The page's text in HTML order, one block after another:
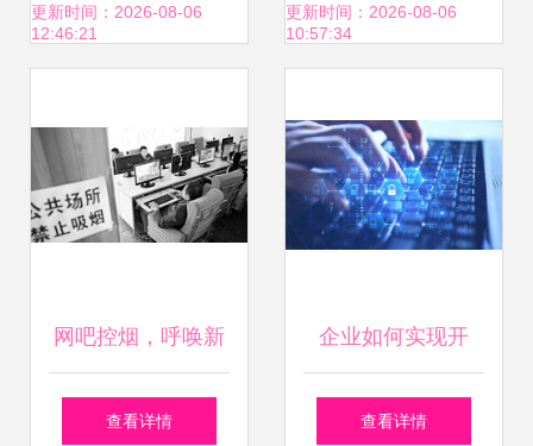
质审批全解析
更新时间：2026-08-06
12:46:21
申请全攻略
更新时间：2026-08-06
10:57:34
网吧控烟，呼唤新
时代的“林则
查看详情
企业如何实现开
发、安全、合规并
查看详情